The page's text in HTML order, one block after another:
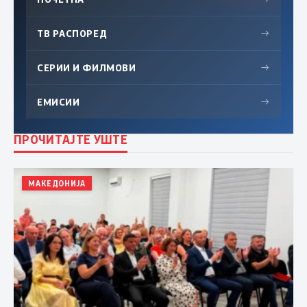
ТВ РАСПОРЕД →
СЕРИИ И ФИЛМОВИ →
ЕМИСИИ →
ПРОЧИТАЈТЕ УШТЕ
МАКЕДОНИЈА